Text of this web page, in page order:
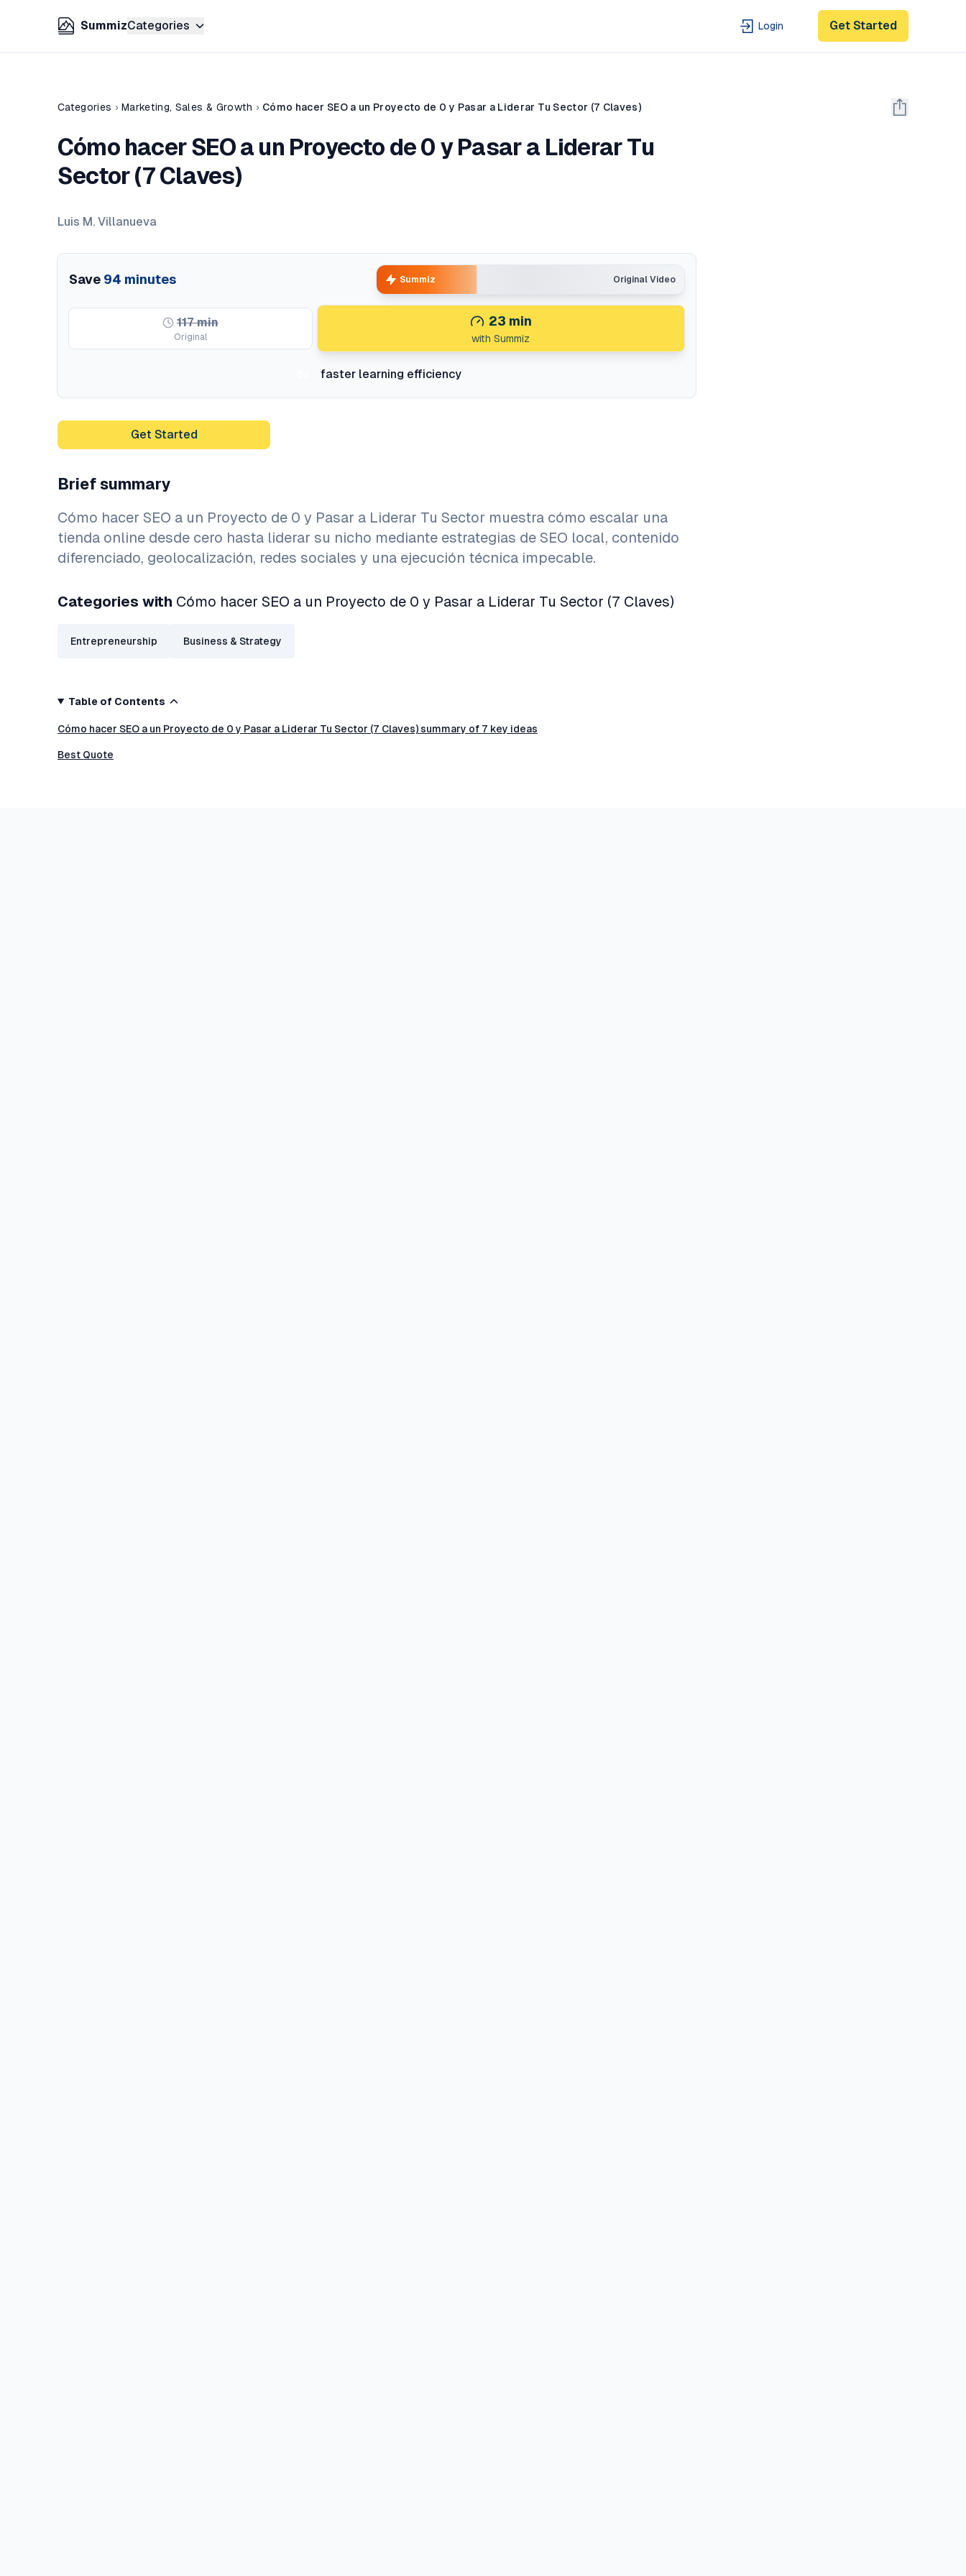
SummizCategories Login Get Started
Categories › Marketing, Sales & Growth › Cómo hacer SEO a un Proyecto de 0 y Pasar a Liderar Tu Sector (7 Claves)
Cómo hacer SEO a un Proyecto de 0 y Pasar a Liderar Tu
Sector (7 Claves)
Luis M. Villanueva
Save 94 minutes Original Video
Summiz
117min
Original
23 min
with Summiz
faster learning efficiency
Get Started
Brief summary
Cómo hacer SEO a un Proyecto de 0 y Pasar a Liderar Tu Sector muestra cómo escalar una
tienda online desde cero hasta liderar su nicho mediante estrategias de SEO local, contenido
diferenciado, geolocalización, redes sociales y una ejecución técnica impecable.
Categories with Cómo hacer SEO a un Proyecto de 0 y Pasar a Liderar Tu Sector (7 Claves)
Entrepreneurship Business & Strategy
Table of Contents
Cómo hacer SEO a un Proyecto de 0 y Pasar a Liderar Tu Sector (7 Claves) summary of 7 key ideas
Best Quote